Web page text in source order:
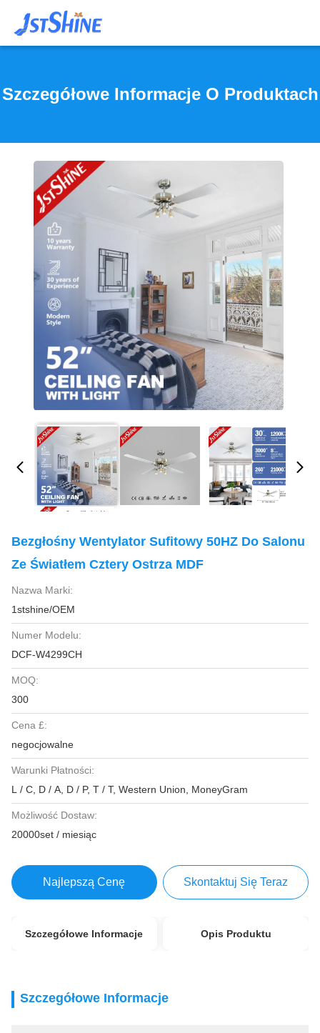
Szczegółowe Informacje O Produktach
Bezgłośny Wentylator Sufitowy 50HZ Do Salonu
Ze Światłem Cztery Ostrza MDF
Nazwa Marki:
1stshine/OEM
Numer Modelu:
DCF-W4299CH
MOQ:
300
Cena £:
negocjowalne
Warunki Płatności:
L / C, D / A, D / P, T / T, Western Union, MoneyGram
Możliwość Dostaw:
20000set / miesiąc
Najlepszą Cenę Skontaktuj Się Teraz
Szczegółowe Informacje Opis Produktu
Szczegółowe Informacje